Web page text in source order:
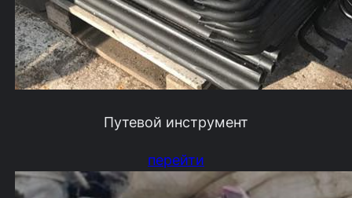
Путевой инструмент
перейти